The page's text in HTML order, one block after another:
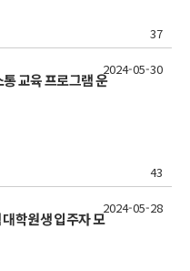
37
교육 프로그램 운
43
2024-05-30
학원생 입주자 모
2024-05-28